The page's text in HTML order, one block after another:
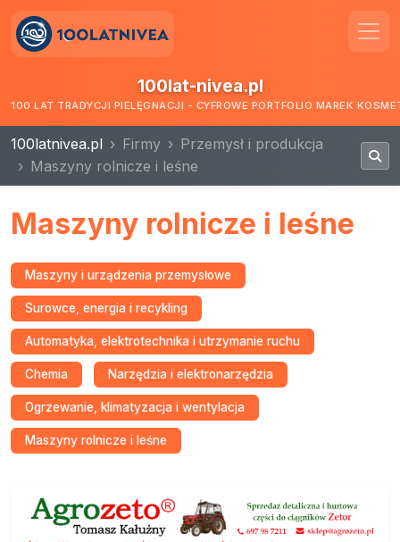
100lat-nivea.pl
100 LAT TRADYCJI PIELĘGNACJI - CYFROWE PORTFOLIO MAREK
100latnivea.pl Firmy
Przemysł i produkcja
Maszyny rolnicze i leśne
Maszyny rolnicze i leśne
Maszyny i urządzenia przemysłowe
Surowce, energia i recykling
Automatyka, elektrotechnika i utrzymanie ruchu
Chemia Narzędzia i elektronarzędzia
Ogrzewanie, klimatyzacja i wentylacja
Maszyny rolnicze i leśne